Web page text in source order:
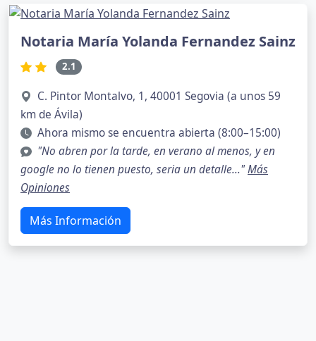
Notaria María Yolanda Fernandez Sainz
2.1
C. Pintor Montalvo, 1, 40001 Segovia (a unos 59
km de Ávila)
Ahora mismo se encuentra abierta (8:00–15:00)
"No abren por la tarde, en verano al menos, y en
google no lo tienen puesto, seria un detalle..."Más
Opiniones
Más Información